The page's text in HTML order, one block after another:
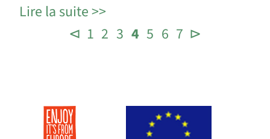
Lire la suite
⊲ 1 2 3 4 5 6 7 ⊳